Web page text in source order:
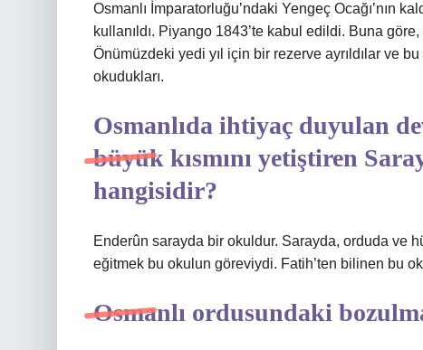
Osmanlı İmparatorluğu’ndaki Yengeç Ocağı’nın
kullanıldı. Piyango 1843’te kabul edildi. Buna
Önümüzdeki yedi yıl için bir rezerve ayrıldılar ve
okudukları.
Osmanlıda ihtiyaç duyulan
büyük kısmını yetiştiren
hangisidir?
Enderûn sarayda bir okuldur. Sarayda, orduda ve
eğitmek bu okulun göreviydi. Fatih’ten bilinen bu
Osmanlı ordusundaki